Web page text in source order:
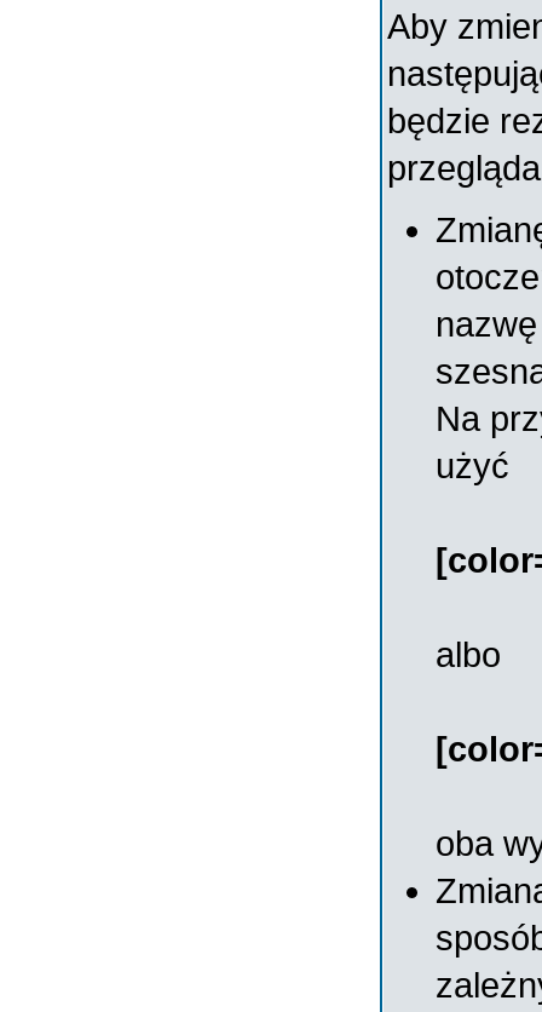
Aby
będzie
Na
użyć
albo
oba